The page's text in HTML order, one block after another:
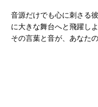
音源だけでも心に刺さる
に大きな舞台へと飛躍し
その言葉と音が、あなた